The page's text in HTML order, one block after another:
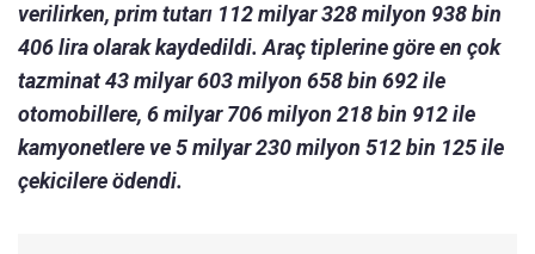
verilirken, prim tutarı 112 milyar 328 milyon 938 bin
406 lira olarak kaydedildi. Araç tiplerine göre en çok
tazminat 43 milyar 603 milyon 658 bin 692 ile
otomobillere, 6 milyar 706 milyon 218 bin 912 ile
kamyonetlere ve 5 milyar 230 milyon 512 bin 125 ile
çekicilere ödendi.